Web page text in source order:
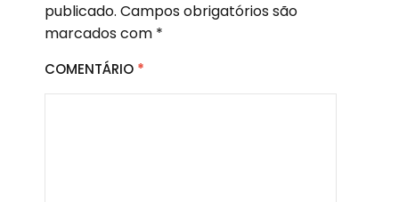
publicado. Campos obrigatórios são
marcados com *
COMENTÁRIO *